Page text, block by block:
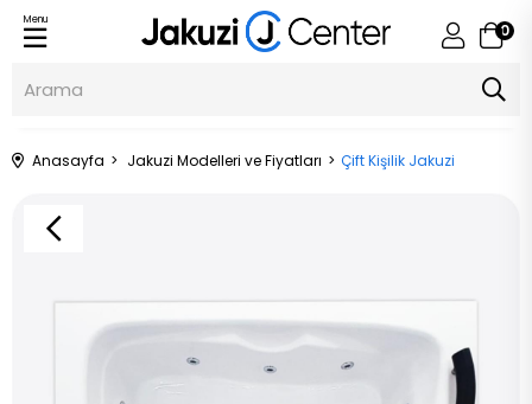
0
Menu
Anasayfa Jakuzi Modelleri ve Fiyatları Çift Kişilik Jakuzi